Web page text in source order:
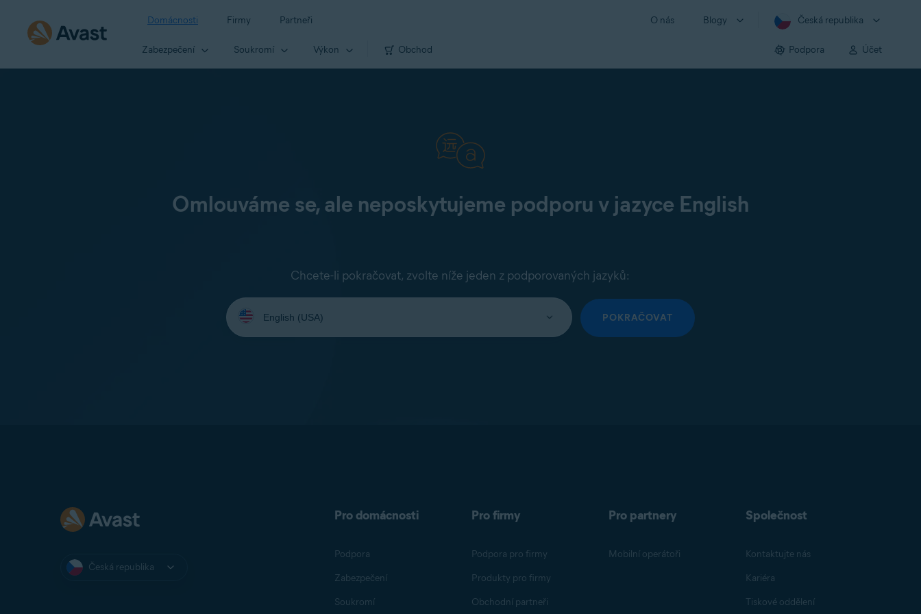
Domácnosti Firmy Partneři O nás Blogy Česká republika
Zabezpečení Soukromí Výkon Obchod Podpora Účet
Omlouváme se, ale neposkytujeme podporu v jazyce English
Chcete-li pokračovat, zvolte níže jeden z podporovaných jazyků:
Vyberte
jazyk:
POKRAČOVAT
Česká republika
Pro domácnosti
Podpora
Zabezpečení
Soukromí
Pro firmy
Podpora pro firmy
Produkty pro firmy
Obchodní partneři
Pro partnery
Mobilní operátoři
Společnost
Kontaktujte nás
Kariéra
Tiskové oddělení